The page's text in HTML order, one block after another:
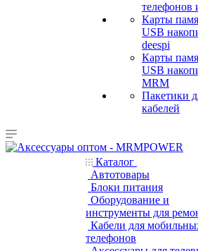
телефонов
Карты
USB
deespi
Карты
USB
MRM
Пакетики
кабелей
Каталог
Автотовары
Блоки питания
Оборудование и
инструменты для
Кабели для
телефонов